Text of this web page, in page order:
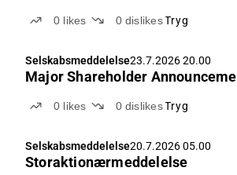
0 likes 0 dislikes Tryg
Selskabsmeddelelse23.7.2026 20.00
Major Shareholder
0 likes 0 dislikes Tryg
Selskabsmeddelelse20.7.2026 05.00
Storaktionærmeddelelse